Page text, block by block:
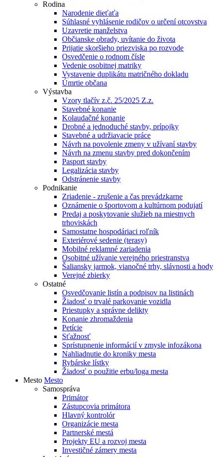
Rodina
Narodenie dieťaťa
Súhlasné vyhlásenie rodičov o určení otcovstva
Uzavretie manželstva
Občianske obrady, uvítanie do života
Prijatie skoršieho priezviska po rozvode
Osvedčenie o rodnom čísle
Vedenie osobitnej matriky
Vystavenie duplikátu matričného dokladu
Úmrtie občana
Výstavba
Vzory tlačív z.č. 25/2025 Z.z.
Stavebné konanie
Kolaudačné konanie
Drobné a jednoduché stavby, prípojky
Stavebné a udržiavacie práce
Návrh na povolenie zmeny v užívaní stavby
Návrh na zmenu stavby pred dokončením
Pasport stavby
Legalizácia stavby
Odstránenie stavby
Podnikanie
Zriadenie - zrušenie a čas prevádzkarne
Oznámenie o športovom a kultúrnom podujatí
Predaj a poskytovanie služieb na miestnych
trhoviskách
Samostatne hospodáriaci roľník
Exteriérové sedenie (terasy)
Mobilné reklamné zariadenia
Osobitné užívanie verejného priestranstva
Šaliansky jarmok, vianočné trhy, slávnosti a hody
Verejné zbierky
Ostatné
Osvedčovanie listín a podpisov na listinách
Žiadosť o trvalé parkovanie vozidla
Priestupky a správne delikty
Konanie zhromaždenia
Petície
Sťažnosť
Sprístupnenie informácií v zmysle infozákona
Nahliadnutie do kroniky mesta
Rybárske lístky
Žiadosť o použitie erbu/loga mesta
Mesto Mesto
Samospráva
Primátor
Zástupcovia primátora
Hlavný kontrolór
Organizácie mesta
Partnerské mestá
Projekty EU a rozvoj mesta
Investičné zámery mesta